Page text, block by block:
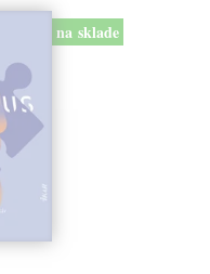
na sklade